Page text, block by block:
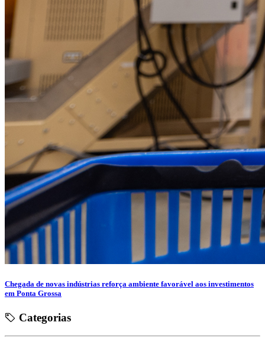
Chegada de novas indústrias reforça ambiente favorável aos investimentos
em Ponta Grossa
Categorias